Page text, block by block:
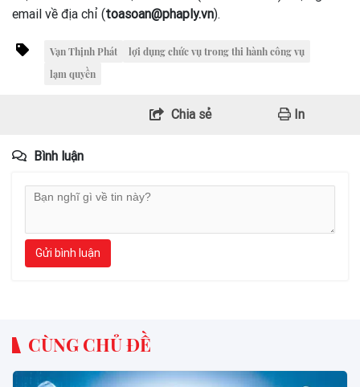
email về địa chỉ (toasoan@phaply.vn).
Vạn Thịnh Phát
lợi dụng chức vụ trong thi hành công vụ
lạm quyền
Chia sẻ In
Bình luận
Gửi bình luận
CÙNG CHỦ ĐỀ